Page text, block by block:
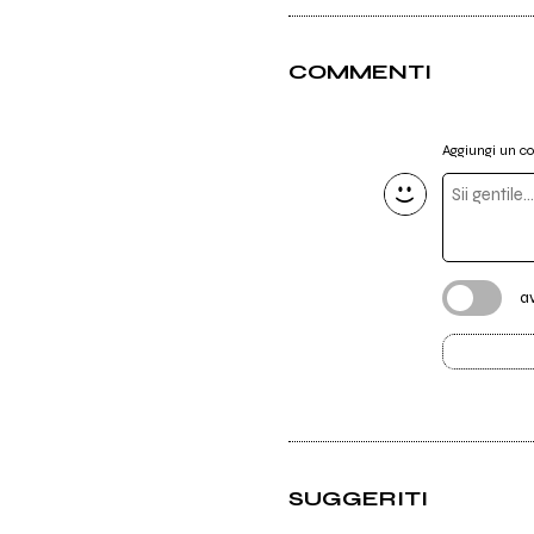
COMMENTI
Aggiungi un
SUGGERITI